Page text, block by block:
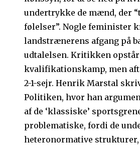
undertrykke de mænd, der
følelser”. Nogle feminister
landstrænerens afgang på
udtalelsen. Kritikken
kvalifikationskamp, men
2-1-sejr. Henrik Marstal
Politiken, hvor han
af de ‘klassiske’
problematiske, fordi de
heteronormative strukturer,